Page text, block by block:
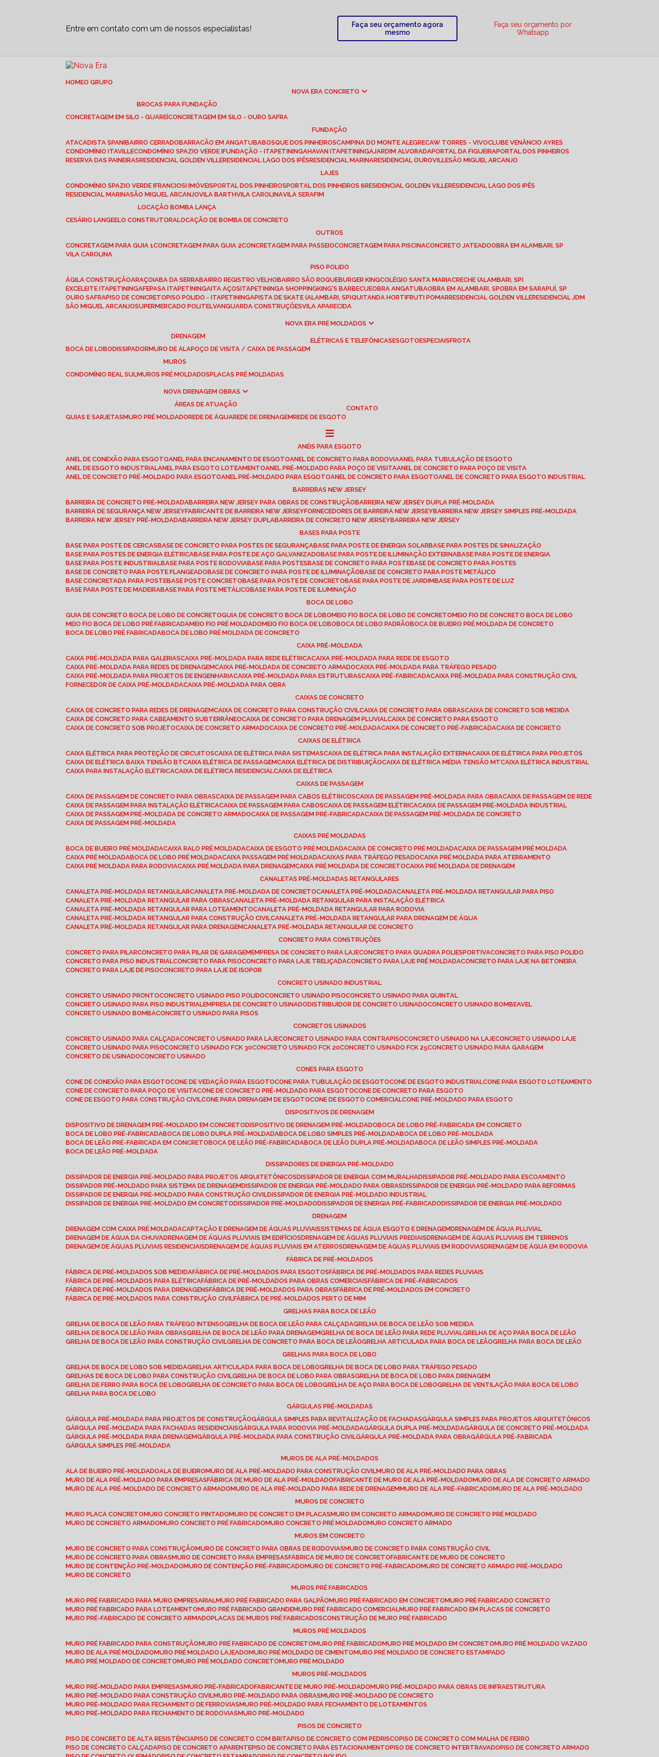
Entre em contato com um de nossos especialistas!
Faça seu orçamento agora
mesmo
Faça seu orçamento por
Whatsapp
HOME
O GRUPO
NOVA ERA CONCRETO
BROCAS PARA FUNDAÇÃO
CONCRETAGEM EM SILO - GUAREÍ CONCRETAGEM EM SILO - OURO SAFRA
FUNDAÇÃO
ATACADISTA SPANI BAIRRO CERRADO BARRACÃO EM ANGATUBA BOSQUE DOS PINHEIROS CAMPINA DO MONTE ALEGRE CAW TORRES - VIVO CLUBE VENÂNCIO AYRES
CONDOMÍNIO ITAVILLE CONDOMÍNIO SPAZIO VERDE I FUNDAÇÃO - ITAPETININGA HAVAN ITAPETININGA JARDIM ALVORADA PORTAL DA FIGUEIRA PORTAL DOS PINHEIROS
RESERVA DAS PAINEIRAS RESIDENCIAL GOLDEN VILLE RESIDENCIAL LAGO DOS IPÊS RESIDENCIAL MARINA RESIDENCIAL OUROVILLE SÃO MIGUEL ARCANJO
LAJES
CONDOMÍNIO SPAZIO VERDE I FRANCIOSI IMÓVEIS PORTAL DOS PINHEIROS PORTAL DOS PINHEIROS 6 RESIDENCIAL GOLDEN VILLE RESIDENCIAL LAGO DOS IPÊS
RESIDENCIAL MARINA SÃO MIGUEL ARCANJO VILA BARTH VILA CAROLINA VILA SERAFIM
LOCAÇÃO BOMBA LANÇA
CESÁRIO LANGE ELO CONSTRUTORA LOCAÇÃO DE BOMBA DE CONCRETO
OUTROS
CONCRETAGEM PARA GUIA 1 CONCRETAGEM PARA GUIA 2 CONCRETAGEM PARA PASSEIO CONCRETAGEM PARA PISCINA CONCRETO JATEADO
OBRA EM ALAMBARI, SP
VILA CAROLINA
PISO POLIDO
ÁGILA CONSTRUÇÃO ARAÇOIABA DA SERRA BAIRRO REGISTRO VELHO BAIRRO SÃO ROQUE BURGER KING COLÉGIO SANTA MARIA CRECHE (ALAMBARI, SP)
EXCELEITE ITAPETININGA FEPASA ITAPETININGA ITA AÇOS ITAPETININGA SHOPPING KING'S BARBECUE OBRA ANGATUBA OBRA EM ALAMBARI, SP
OBRA EM SARAPUÍ, SP
OURO SAFRA PISO DE CONCRETO PISO POLIDO - ITAPETININGA PISTA DE SKATE (ALAMBARI, SP) QUITANDA HORTIFRUTI POMAR RESIDENCIAL GOLDEN VILLE RESIDENCIAL JDM
SÃO MIGUEL ARCANJO SUPERMERCADO POLITEL VANGUARDA CONSTRUÇÕES VILA APARECIDA
NOVA ERA PRÉ MOLDADOS
DRENAGEM
BOCA DE LOBO DISSIPADOR MURO DE ALA POÇO DE VISITA / CAIXA DE PASSAGEM
ELÉTRICAS E TELEFÔNICAS ESGOTO ESPECIAIS FROTA
MUROS
CONDOMÍNIO REAL SUL
MUROS PRÉ MOLDADOS PLACAS PRÉ MOLDADAS
NOVA DRENAGEM OBRAS
ÁREAS DE ATUAÇÃO
GUIAS E SARJETAS
MURO PRÉ MOLDADO REDE DE ÁGUA REDE DE DRENAGEM REDE DE ESGOTO
CONTATO
ANÉIS PARA ESGOTO
ANEL DE CONEXÃO PARA ESGOTO ANEL PARA ENCANAMENTO DE ESGOTO ANEL DE CONCRETO PARA RODOVIA ANEL PARA TUBULAÇÃO DE ESGOTO
ANEL DE ESGOTO INDUSTRIAL ANEL PARA ESGOTO LOTEAMENTO ANEL PRÉ-MOLDADO PARA POÇO DE VISITA ANEL DE CONCRETO PARA POÇO DE VISITA
ANEL DE CONCRETO PRÉ-MOLDADO PARA ESGOTO ANEL PRÉ-MOLDADO PARA ESGOTO ANEL DE CONCRETO PARA ESGOTO ANEL DE CONCRETO PARA ESGOTO INDUSTRIAL
BARREIRAS NEW JERSEY
BARREIRA DE CONCRETO PRÉ-MOLDADA BARREIRA NEW JERSEY PARA OBRAS DE CONSTRUÇÃO BARREIRA NEW JERSEY DUPLA PRÉ-MOLDADA
BARREIRA DE SEGURANÇA NEW JERSEY FABRICANTE DE BARREIRA NEW JERSEY FORNECEDORES DE BARREIRA NEW JERSEY BARREIRA NEW JERSEY SIMPLES PRÉ-MOLDADA
BARREIRA NEW JERSEY PRÉ-MOLDADA BARREIRA NEW JERSEY DUPLA BARREIRA DE CONCRETO NEW JERSEY BARREIRA NEW JERSEY
BASES PARA POSTE
BASE PARA POSTE DE CERCAS BASE DE CONCRETO PARA POSTES DE SEGURANÇA BASE PARA POSTE DE ENERGIA SOLAR BASE PARA POSTES DE SINALIZAÇÃO
BASE PARA POSTES DE ENERGIA ELÉTRICA BASE PARA POSTE DE AÇO GALVANIZADO BASE PARA POSTE DE ILUMINAÇÃO EXTERNA BASE PARA POSTE DE ENERGIA
BASE PARA POSTE INDUSTRIAL BASE PARA POSTE RODOVIA BASE PARA POSTES BASE DE CONCRETO PARA POSTE BASE DE CONCRETO PARA POSTES
BASE DE CONCRETO PARA POSTE FLANGEADO BASE DE CONCRETO PARA POSTE DE ILUMINAÇÃO BASE DE CONCRETO PARA POSTE METÁLICO
BASE CONCRETADA PARA POSTE BASE POSTE CONCRETO BASE PARA POSTE DE CONCRETO BASE PARA POSTE DE JARDIM BASE PARA POSTE DE LUZ
BASE PARA POSTE DE MADEIRA BASE PARA POSTE METÁLICO BASE PARA POSTE DE ILUMINAÇÃO
BOCA DE LOBO
GUIA DE CONCRETO BOCA DE LOBO DE CONCRETO
GUIA DE CONCRETO BOCA DE LOBO MEIO FIO BOCA DE LOBO DE CONCRETO
MEIO FIO DE CONCRETO BOCA DE LOBO
MEIO FIO BOCA DE LOBO PRÉ FABRICADA
MEIO FIO PRÉ MOLDADO MEIO FIO BOCA DE LOBO BOCA DE LOBO PADRÃO BOCA DE BUEIRO PRÉ MOLDADA DE CONCRETO
BOCA DE LOBO PRÉ FABRICADA BOCA DE LOBO PRÉ MOLDADA DE CONCRETO
CAIXA PRÉ-MOLDADA
CAIXA PRÉ-MOLDADA PARA GALERIAS CAIXA PRÉ-MOLDADA PARA REDE ELÉTRICA CAIXA PRÉ-MOLDADA PARA REDE DE ESGOTO
CAIXA PRÉ-MOLDADA PARA REDES DE DRENAGEM CAIXA PRÉ-MOLDADA DE CONCRETO ARMADO CAIXA PRÉ-MOLDADA PARA TRÁFEGO PESADO
CAIXA PRÉ-MOLDADA PARA PROJETOS DE ENGENHARIA CAIXA PRÉ-MOLDADA PARA ESTRUTURAS CAIXA PRÉ-FABRICADA CAIXA PRÉ-MOLDADA PARA CONSTRUÇÃO CIVIL
FORNECEDOR DE CAIXA PRÉ-MOLDADA CAIXA PRÉ-MOLDADA PARA OBRA
CAIXAS DE CONCRETO
CAIXA DE CONCRETO PARA REDES DE DRENAGEM CAIXA DE CONCRETO PARA CONSTRUÇÃO CIVIL CAIXA DE CONCRETO PARA OBRAS CAIXA DE CONCRETO SOB MEDIDA
CAIXA DE CONCRETO PARA CABEAMENTO SUBTERRÂNEO CAIXA DE CONCRETO PARA DRENAGEM PLUVIAL CAIXA DE CONCRETO PARA ESGOTO
CAIXA DE CONCRETO SOB PROJETO CAIXA DE CONCRETO ARMADO CAIXA DE CONCRETO PRÉ-MOLDADA CAIXA DE CONCRETO PRÉ-FABRICADA CAIXA DE CONCRETO
CAIXAS DE ELÉTRICA
CAIXA ELÉTRICA PARA PROTEÇÃO DE CIRCUITOS CAIXA DE ELÉTRICA PARA SISTEMAS CAIXA DE ELÉTRICA PARA INSTALAÇÃO EXTERNA CAIXA DE ELÉTRICA PARA PROJETOS
CAIXA DE ELÉTRICA BAIXA TENSÃO BT CAIXA ELÉTRICA DE PASSAGEM CAIXA ELÉTRICA DE DISTRIBUIÇÃO CAIXA DE ELÉTRICA MÉDIA TENSÃO MT CAIXA ELÉTRICA INDUSTRIAL
CAIXA PARA INSTALAÇÃO ELÉTRICA CAIXA DE ELÉTRICA RESIDENCIAL CAIXA DE ELÉTRICA
CAIXAS DE PASSAGEM
CAIXA DE PASSAGEM DE CONCRETO PARA OBRAS CAIXA DE PASSAGEM PARA CABOS ELÉTRICOS CAIXA DE PASSAGEM PRÉ-MOLDADA PARA OBRA CAIXA DE PASSAGEM DE REDE
CAIXA DE PASSAGEM PARA INSTALAÇÃO ELÉTRICA CAIXA DE PASSAGEM PARA CABOS CAIXA DE PASSAGEM ELÉTRICA CAIXA DE PASSAGEM PRÉ-MOLDADA INDUSTRIAL
CAIXA DE PASSAGEM PRÉ-MOLDADA DE CONCRETO ARMADO CAIXA DE PASSAGEM PRÉ-FABRICADA CAIXA DE PASSAGEM PRÉ-MOLDADA DE CONCRETO
CAIXA DE PASSAGEM PRÉ-MOLDADA
CAIXAS PRÉ MOLDADAS
BOCA DE BUEIRO PRÉ MOLDADA CAIXA RALO PRÉ MOLDADA CAIXA DE ESGOTO PRÉ MOLDADA CAIXA DE CONCRETO PRÉ MOLDADA CAIXA DE PASSAGEM PRÉ MOLDADA
CAIXA PRÉ MOLDADA BOCA DE LOBO PRÉ MOLDADA CAIXA PASSAGEM PRÉ MOLDADA CAIXAS PARA TRÁFEGO PESADO CAIXA PRÉ MOLDADA PARA ATERRAMENTO
CAIXA PRÉ MOLDADA PARA RODOVIA CAIXA PRÉ MOLDADA PARA DRENAGEM CAIXA PRÉ MOLDADA DE CONCRETO CAIXA PRÉ MOLDADA DE DRENAGEM
CANALETAS PRÉ-MOLDADAS RETANGULARES
CANALETA PRÉ-MOLDADA RETANGULAR CANALETA PRÉ-MOLDADA DE CONCRETO CANALETA PRÉ-MOLDADA CANALETA PRÉ-MOLDADA RETANGULAR PARA PISO
CANALETA PRÉ-MOLDADA RETANGULAR PARA OBRAS CANALETA PRÉ-MOLDADA RETANGULAR PARA INSTALAÇÃO ELÉTRICA
CANALETA PRÉ-MOLDADA RETANGULAR PARA LOTEAMENTO CANALETA PRÉ-MOLDADA RETANGULAR PARA RODOVIA
CANALETA PRÉ-MOLDADA RETANGULAR PARA CONSTRUÇÃO CIVIL CANALETA PRÉ-MOLDADA RETANGULAR PARA DRENAGEM DE ÁGUA
CANALETA PRÉ-MOLDADA RETANGULAR PARA DRENAGEM CANALETA PRÉ-MOLDADA RETANGULAR DE CONCRETO
CONCRETO PARA CONSTRUÇÕES
CONCRETO PARA PILAR CONCRETO PARA PILAR DE GARAGEM EMPRESA DE CONCRETO PARA LAJE CONCRETO PARA QUADRA POLIESPORTIVA CONCRETO PARA PISO POLIDO
CONCRETO PARA PISO INDUSTRIAL CONCRETO PARA PISO CONCRETO PARA LAJE TRELIÇADA CONCRETO PARA LAJE PRÉ MOLDADA CONCRETO PARA LAJE NA BETONEIRA
CONCRETO PARA LAJE DE PISO CONCRETO PARA LAJE DE ISOPOR
CONCRETO USINADO INDUSTRIAL
CONCRETO USINADO PRONTO CONCRETO USINADO PISO POLIDO CONCRETO USINADO PISO CONCRETO USINADO PARA QUINTAL
CONCRETO USINADO PARA PISO INDUSTRIAL EMPRESA DE CONCRETO USINADO DISTRIBUIDOR DE CONCRETO USINADO CONCRETO USINADO BOMBEAVEL
CONCRETO USINADO BOMBA CONCRETO USINADO PARA PISOS
CONCRETOS USINADOS
CONCRETO USINADO PARA CALÇADA CONCRETO USINADO PARA LAJE CONCRETO USINADO PARA CONTRAPISO CONCRETO USINADO NA LAJE CONCRETO USINADO LAJE
CONCRETO USINADO PARA PISO CONCRETO USINADO FCK 30 CONCRETO USINADO FCK 20 CONCRETO USINADO FCK 25 CONCRETO USINADO PARA GARAGEM
CONCRETO DE USINADO CONCRETO USINADO
CONES PARA ESGOTO
CONE DE CONEXÃO PARA ESGOTO CONE DE VEDAÇÃO PARA ESGOTO CONE PARA TUBULAÇÃO DE ESGOTO CONE DE ESGOTO INDUSTRIAL CONE PARA ESGOTO LOTEAMENTO
CONE DE CONCRETO PARA POÇO DE VISITA CONE DE CONCRETO PRÉ-MOLDADO PARA ESGOTO CONE DE CONCRETO PARA ESGOTO
CONE DE ESGOTO PARA CONSTRUÇÃO CIVIL CONE PARA DRENAGEM DE ESGOTO CONE DE ESGOTO COMERCIAL CONE PRÉ-MOLDADO PARA ESGOTO
DISPOSITIVOS DE DRENAGEM
DISPOSITIVO DE DRENAGEM PRÉ-MOLDADO EM CONCRETO DISPOSITIVO DE DRENAGEM PRÉ-MOLDADO BOCA DE LOBO PRÉ-FABRICADA EM CONCRETO
BOCA DE LOBO PRÉ-FABRICADA BOCA DE LOBO DUPLA PRÉ-MOLDADA BOCA DE LOBO SIMPLES PRÉ-MOLDADA BOCA DE LOBO PRÉ-MOLDADA
BOCA DE LEÃO PRÉ-FABRICADA EM CONCRETO BOCA DE LEÃO PRÉ-FABRICADA BOCA DE LEÃO DUPLA PRÉ-MOLDADA BOCA DE LEÃO SIMPLES PRÉ-MOLDADA
BOCA DE LEÃO PRÉ-MOLDADA
DISSIPADORES DE ENERGIA PRÉ-MOLDADO
DISSIPADOR DE ENERGIA PRÉ-MOLDADO PARA PROJETOS ARQUITETÔNICOS DISSIPADOR DE ENERGIA COM MURALHA DISSIPADOR PRÉ-MOLDADO PARA ESCOAMENTO
DISSIPADOR PRÉ-MOLDADO PARA SISTEMA DE DRENAGEM DISSIPADOR DE ENERGIA PRÉ-MOLDADO PARA OBRAS DISSIPADOR DE ENERGIA PRÉ-MOLDADO PARA REFORMAS
DISSIPADOR DE ENERGIA PRÉ-MOLDADO PARA CONSTRUÇÃO CIVIL DISSIPADOR DE ENERGIA PRÉ-MOLDADO INDUSTRIAL
DISSIPADOR DE ENERGIA PRÉ-MOLDADO EM CONCRETO DISSIPADOR PRÉ-MOLDADO DISSIPADOR DE ENERGIA PRÉ-FABRICADO DISSIPADOR DE ENERGIA PRÉ-MOLDADO
DRENAGEM
DRENAGEM COM CAIXA PRÉ MOLDADA CAPTAÇÃO E DRENAGEM DE ÁGUAS PLUVIAIS SISTEMAS DE ÁGUA ESGOTO E DRENAGEM DRENAGEM DE ÁGUA PLUVIAL
DRENAGEM DE ÁGUA DA CHUVA DRENAGEM DE ÁGUAS PLUVIAIS EM EDIFÍCIOS DRENAGEM DE ÁGUAS PLUVIAIS PREDIAIS DRENAGEM DE ÁGUAS PLUVIAIS EM TERRENOS
DRENAGEM DE ÁGUAS PLUVIAIS RESIDENCIAIS DRENAGEM DE ÁGUAS PLUVIAIS EM ATERROS DRENAGEM DE ÁGUAS PLUVIAIS EM RODOVIAS DRENAGEM DE ÁGUA EM RODOVIA
FÁBRICA DE PRÉ-MOLDADOS
FÁBRICA DE PRÉ-MOLDADOS SOB MEDIDA FÁBRICA DE PRÉ-MOLDADOS PARA ESGOTOS FÁBRICA DE PRÉ-MOLDADOS PARA REDES PLUVIAIS
FÁBRICA DE PRÉ-MOLDADOS PARA ELÉTRICA FÁBRICA DE PRÉ-MOLDADOS PARA OBRAS COMERCIAIS FÁBRICA DE PRÉ-FABRICADOS
FÁBRICA DE PRÉ-MOLDADOS PARA DRENAGENS FÁBRICA DE PRÉ-MOLDADOS PARA OBRAS FÁBRICA DE PRÉ-MOLDADOS EM CONCRETO
FÁBRICA DE PRÉ-MOLDADOS PARA CONSTRUÇÃO CIVIL FÁBRICA DE PRÉ-MOLDADOS PERTO DE MIM
GRELHAS PARA BOCA DE LEÃO
GRELHA DE BOCA DE LEÃO PARA TRÁFEGO INTENSO
GRELHA DE BOCA DE LEÃO PARA CALÇADA
GRELHA DE BOCA DE LEÃO SOB MEDIDA
GRELHA DE BOCA DE LEÃO PARA OBRAS
GRELHA DE BOCA DE LEÃO PARA DRENAGEM GRELHA DE BOCA DE LEÃO PARA REDE PLUVIAL
GRELHA DE AÇO PARA BOCA DE LEÃO
GRELHA DE BOCA DE LEÃO PARA CONSTRUÇÃO CIVIL
GRELHA DE CONCRETO PARA BOCA DE LEÃO GRELHA ARTICULADA PARA BOCA DE LEÃO
GRELHA PARA BOCA DE LEÃO
GRELHAS PARA BOCA DE LOBO
GRELHA DE BOCA DE LOBO SOB MEDIDA
GRELHA ARTICULADA PARA BOCA DE LOBO
GRELHA DE BOCA DE LOBO PARA TRÁFEGO PESADO
GRELHAS DE BOCA DE LOBO PARA CONSTRUÇÃO CIVIL
GRELHA DE BOCA DE LOBO PARA OBRAS
GRELHA DE BOCA DE LOBO PARA DRENAGEM
GRELHA DE FERRO PARA BOCA DE LOBO
GRELHA DE CONCRETO PARA BOCA DE LOBO GRELHA DE AÇO PARA BOCA DE LOBO
GRELHA DE VENTILAÇÃO PARA BOCA DE LOBO
GRELHA PARA BOCA DE LOBO
GÁRGULAS PRÉ-MOLDADAS
GÁRGULA PRÉ-MOLDADA PARA PROJETOS DE CONSTRUÇÃO
GÁRGULA SIMPLES PARA REVITALIZAÇÃO DE FACHADAS
GÁRGULA SIMPLES PARA PROJETOS ARQUITETÔNICOS
GÁRGULA PRÉ-MOLDADA PARA FACHADAS RESIDENCIAIS
GÁRGULA PARA RODOVIA PRÉ-MOLDADA GÁRGULA DUPLA PRÉ-MOLDADA
GÁRGULA DE CONCRETO PRÉ-MOLDADA
GÁRGULA PRÉ-MOLDADA PARA DRENAGEM
GÁRGULA PRÉ-MOLDADA PARA CONSTRUÇÃO CIVIL GÁRGULA PRÉ-MOLDADA PARA OBRA
GÁRGULA PRÉ-FABRICADA
GÁRGULA SIMPLES PRÉ-MOLDADA
MUROS DE ALA PRÉ-MOLDADOS
ALA DE BUEIRO PRÉ-MOLDADO ALA DE BUEIRO MURO DE ALA PRÉ-MOLDADO PARA CONSTRUÇÃO CIVIL
MURO DE ALA PRÉ-MOLDADO PARA OBRAS
MURO DE ALA PRÉ-MOLDADO PARA EMPRESAS FÁBRICA DE MURO DE ALA PRÉ-MOLDADO FABRICANTE DE MURO DE ALA PRÉ-MOLDADO
MURO DE ALA DE CONCRETO ARMADO
MURO DE ALA PRÉ-MOLDADO DE CONCRETO ARMADO
MURO DE ALA PRÉ-MOLDADO PARA REDE DE DRENAGEM MURO DE ALA PRÉ-FABRICADO
MURO DE ALA PRÉ-MOLDADO
MUROS DE CONCRETO
MURO PLACA CONCRETO
MURO CONCRETO PINTADO MURO DE CONCRETO EM PLACAS MURO EM CONCRETO ARMADO
MURO DE CONCRETO PRÉ MOLDADO
MURO DE CONCRETO ARMADO
MURO CONCRETO PRÉ FABRICADO MURO CONCRETO PRÉ MOLDADO
MURO CONCRETO ARMADO
MUROS EM CONCRETO
MURO DE CONCRETO PARA CONSTRUÇÃO
MURO DE CONCRETO PARA OBRAS DE RODOVIAS
MURO DE CONCRETO PARA CONSTRUÇÃO CIVIL
MURO DE CONCRETO PARA OBRAS
MURO DE CONCRETO PARA EMPRESAS FÁBRICA DE MURO DE CONCRETO FABRICANTE DE MURO DE CONCRETO
MURO DE CONTENÇÃO PRÉ-MOLDADO
MURO DE CONTENÇÃO PRÉ-FABRICADO MURO DE CONCRETO PRÉ-FABRICADO
MURO DE CONCRETO ARMADO PRÉ-MOLDADO
MURO DE CONCRETO
MUROS PRÉ FABRICADOS
MURO PRÉ FABRICADO PARA MURO EMPRESARIAL
MURO PRÉ FABRICADO PARA GALPÃO MURO PRÉ FABRICADO EM CONCRETO
MURO PRÉ FABRICADO CONCRETO
MURO PRÉ FABRICADO PARA LOTEAMENTO
MURO PRÉ FABRICADO GRANDE MURO PRÉ FABRICADO COMERCIAL
MURO PRÉ FABRICADO EM PLACAS DE CONCRETO
MURO PRÉ-FABRICADO DE CONCRETO ARMADO PLACAS DE MUROS PRÉ FABRICADOS CONSTRUÇÃO DE MURO PRÉ FABRICADO
MUROS PRÉ MOLDADOS
MURO PRÉ FABRICADO PARA CONSTRUÇÃO
MURO PRÉ FABRICADO DE CONCRETO MURO PRÉ FABRICADO MURO PRÉ MOLDADO EM CONCRETO
MURO PRÉ MOLDADO VAZADO
MURO DE ALA PRÉ MOLDADO
MURO PRÉ MOLDADO LAJEADO MURO PRÉ MOLDADO DE CIMENTO
MURO PRÉ MOLDADO DE CONCRETO ESTAMPADO
MURO PRÉ MOLDADO DE CONCRETO
MURO PRÉ MOLDADO CONCRETO
MURO PRÉ MOLDADO
MUROS PRÉ-MOLDADOS
MURO PRÉ-MOLDADO PARA EMPRESAS
MURO PRÉ-FABRICADO FABRICANTE DE MURO PRÉ-MOLDADO
MURO PRÉ-MOLDADO PARA OBRAS DE INFRAESTRUTURA
MURO PRÉ-MOLDADO PARA CONSTRUÇÃO CIVIL
MURO PRÉ-MOLDADO PARA OBRAS
MURO PRÉ-MOLDADO DE CONCRETO
MURO PRÉ-MOLDADO PARA FECHAMENTO DE FERROVIAS
MURO PRÉ-MOLDADO PARA FECHAMENTO DE LOTEAMENTOS
MURO PRÉ-MOLDADO PARA FECHAMENTO DE RODOVIAS
MURO PRÉ-MOLDADO
PISOS DE CONCRETO
PISO DE CONCRETO DE ALTA RESISTÊNCIA PISO DE CONCRETO COM BRITA PISO DE CONCRETO COM PEDRISCO PISO DE CONCRETO COM MALHA DE FERRO
PISO DE CONCRETO CALÇADA PISO DE CONCRETO APARENTE PISO DE CONCRETO PARA ESTACIONAMENTO PISO DE CONCRETO INTERTRAVADO PISO DE CONCRETO ARMADO